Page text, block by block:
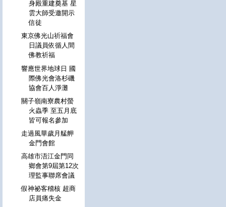
身殿重建奠基 星
雲大師受邀開示
信徒
東京佛光山祈福會
日議員依循人間
佛教祈福
響應世界地球日 國
際佛光會洛杉磯
協會百人淨灘
關子嶺南寮農村螢
火蟲季 至五月底
皆可報名參加
走過風華歲月艋舺
金門會館
高雄市浯江金門同
鄉會第9屆第12次
理監事聯席會議
假神祕客稽核 超商
店員痛失金